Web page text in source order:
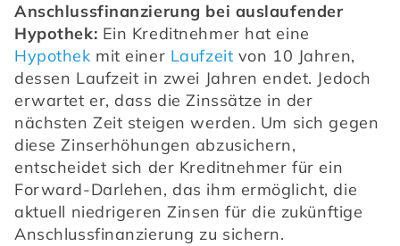
Anschlussfinanzierung bei auslaufender
Hypothek:
Hypothek mit einer Laufzeit von 10 Jahren,
dessen Laufzeit in zwei Jahren endet. Jedoch
erwartet er, dass die Zinssätze in der
nächsten Zeit steigen werden. Um sich gegen
diese Zinserhöhungen abzusichern,
entscheidet sich der Kreditnehmer für ein
Forward-Darlehen, das ihm ermöglicht, die
aktuell niedrigeren Zinsen für die zukünftige
Anschlussfinanzierung zu sichern.